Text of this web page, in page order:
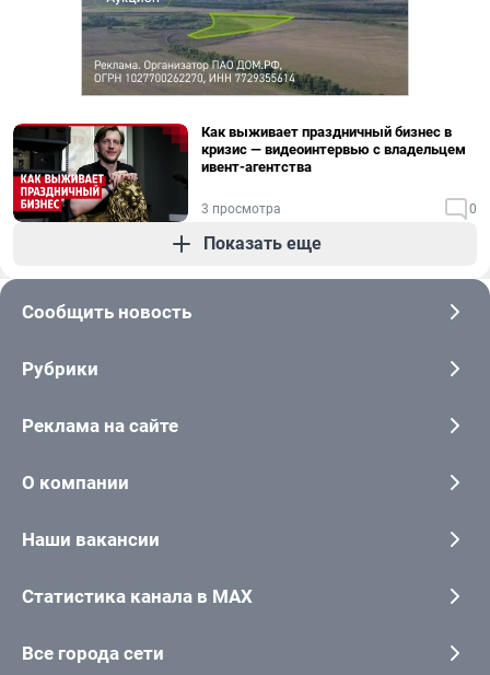
Как выживает праздничный бизнес в
кризис — видеоинтервью с владельцем
ивент-агентства
3 просмотра 0
Показать еще
Сообщить новость
Рубрики
Реклама на сайте
О компании
Наши вакансии
Статистика канала в MAX
Все города сети